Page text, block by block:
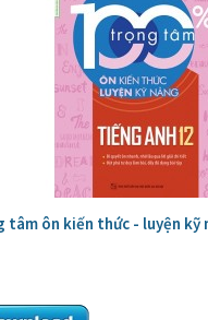
tâm ôn kiến thức - luyện kỹ